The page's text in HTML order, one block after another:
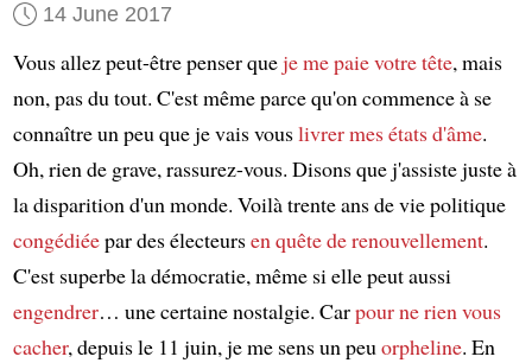
14 June 2017
Vous allez peut-être penser queje me paie votre tête, mais
non, pas du tout. C'est même parce qu'on commence à se
connaître un peu que je vais vouslivrer mes états d'âme.
Oh, rien de grave, rassurez-vous. Disons que j'assiste juste à
la disparition d'un monde. Voilà trente ans de vie politique
congédiéepar des électeursen quête de renouvellement.
C'est superbe la démocratie, même si elle peut aussi
engendrer… une certaine nostalgie. Carpour ne rien vous
cacher, depuis le 11 juin, je me sens un peuorpheline. En